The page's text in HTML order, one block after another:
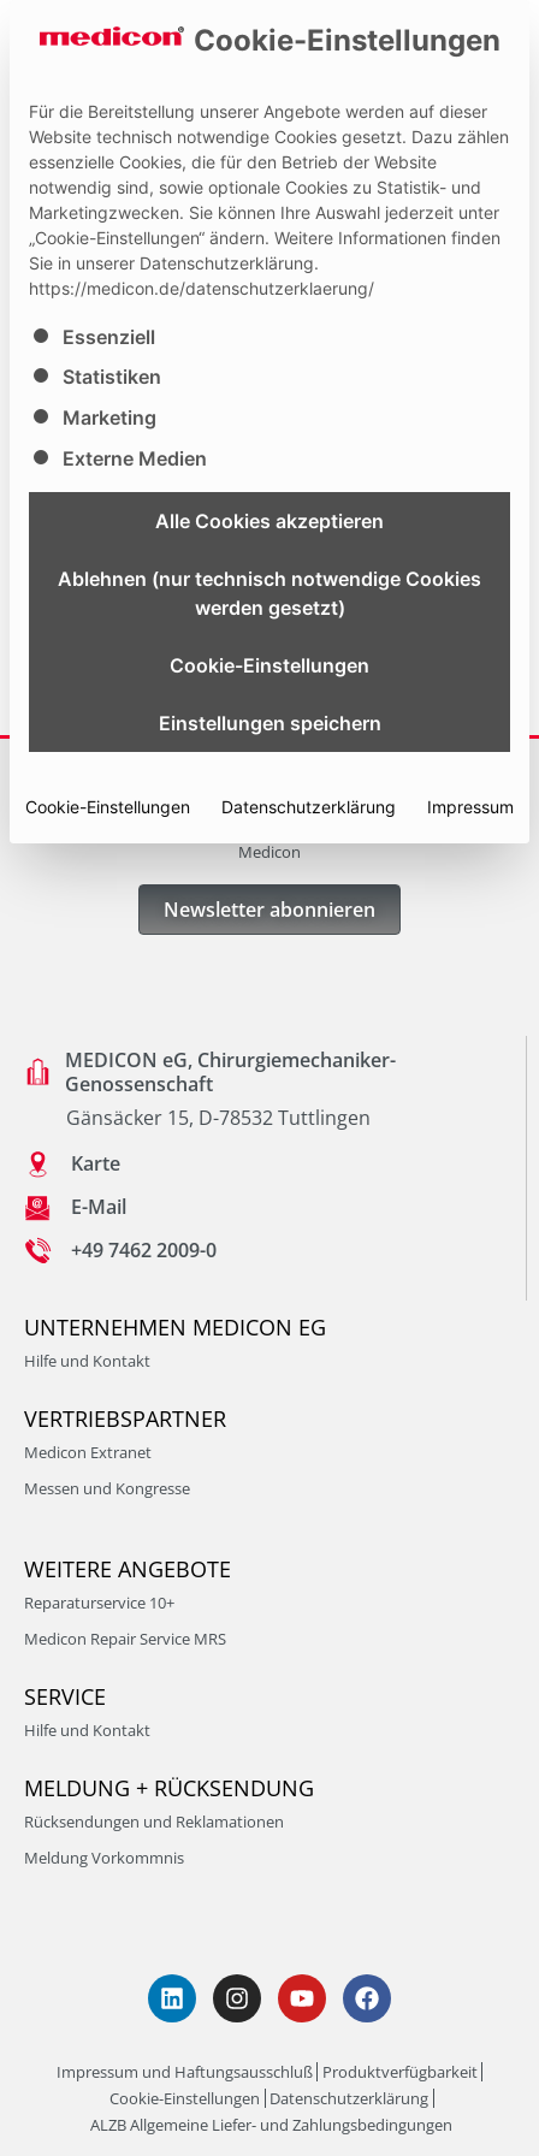
Hilfe und Kontakt Medicon Extranet
7th International Rhinoplasty
Workshop
46
Website
Medicon
Newsletter abonnieren
MEDICON eG, Chirurgiemechaniker-
Genossenschaft
Gänsäcker 15, D-78532 Tuttlingen
Karte
E-Mail
+49 7462 2009-0
UNTERNEHMEN MEDICON EG
Hilfe und Kontakt
VERTRIEBSPARTNER
Medicon Extranet
Messen und Kongresse
WEITERE ANGEBOTE
Reparaturservice 10+
Medicon Repair Service MRS
SERVICE
Hilfe und Kontakt
MELDUNG + RÜCKSENDUNG
Rücksendungen und Reklamationen
Meldung Vorkommnis
Impressum und Haftungsausschluß Produktverfügbarkeit
Cookie-Einstellungen Datenschutzerklärung
ALZB Allgemeine Liefer- und Zahlungsbedingungen
Cookie-Einstellungen
Für die Bereitstellung unserer Angebote werden auf dieser
Website technisch notwendige Cookies gesetzt. Dazu zählen
essenzielle Cookies, die für den Betrieb der Website
notwendig sind, sowie optionale Cookies zu Statistik- und
Marketingzwecken. Sie können Ihre Auswahl jederzeit unter
„Cookie-Einstellungen“ ändern. Weitere Informationen finden
Sie in unserer Datenschutzerklärung.
https://medicon.de/datenschutzerklaerung/
Es folgt eine Liste der Service-Gruppen, für die eine
Essenziell
Statistiken
Marketing
Externe Medien
Alle Cookies akzeptieren
Ablehnen (nur technisch notwendige Cookies
werden gesetzt)
Cookie-Einstellungen
Einstellungen speichern
Cookie-Einstellungen Datenschutzerklärung Impressum